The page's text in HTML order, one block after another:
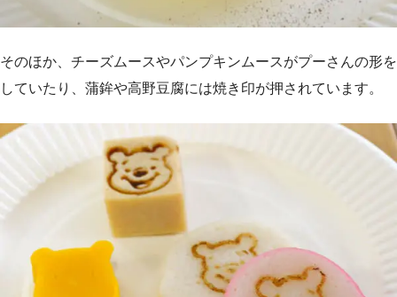
そのほか、チーズムースやパンプキンムースがプーさんの形を
していたり、蒲鉾や高野豆腐には焼き印が押されています。